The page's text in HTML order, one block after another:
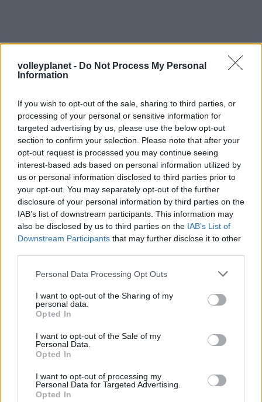
volleyplanet - Do Not Process My Personal
Information
If you wish to opt-out of the sale, sharing to third parties, or
processing of your personal or sensitive information for
targeted advertising by us, please use the below opt-out
section to confirm your selection. Please note that after your
opt-out request is processed you may continue seeing
interest-based ads based on personal information utilized by
us or personal information disclosed to third parties prior to
your opt-out. You may separately opt-out of the further
disclosure of your personal information by third parties on the
IAB’s list of downstream participants. This information may
also be disclosed by us to third parties on the IAB’s List of
Downstream Participants that may further disclose it to other
Please note that this website/app uses one or more Google
not limited to your visit or usage behaviour. You may click to
grant or deny consent to Google and its third-party tags to
use your data for below specified purposes in below Google
consent section.
Personal Data Processing Opt Outs
I want to opt-out of the Sharing of my
personal data.
Opted In
I want to opt-out of the Sale of my
Personal Data.
Opted In
I want to opt-out of processing my
Personal Data for Targeted Advertising.
Opted In